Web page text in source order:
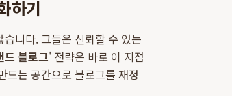
하기
니다. 그들은 신뢰할 수 있는
드 블로그' 전략은 바로 이 지점
드는 공간으로 블로그를 재정